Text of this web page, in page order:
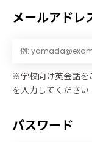
メールアドレ
※学校向け英会話を
を入力してください
パスワード